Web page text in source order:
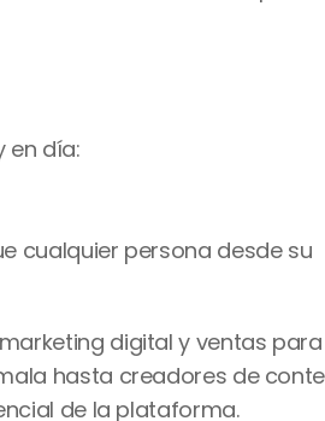
en día:
cualquier persona desde su
digital y ventas para
hasta creadores de
de la plataforma.